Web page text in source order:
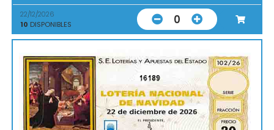
22/12/2026
10 DISPONIBLES 0
16189